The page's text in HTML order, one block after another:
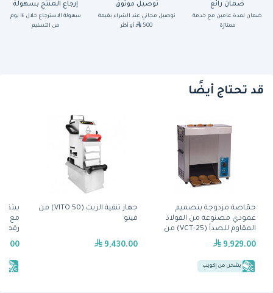
ضمان رائع
ضمان لمدة عامين مع خدمة
ممتازة
توصيل موثوق
توصيل مجاني عند الشراء بقيمة
500
أو أكثر
إرجاع المنتج بسهولة
سهولة الاسترجاع خلال ١٤ يوم
من التسليم
قد تحتاج أيضًا
حمّاصة مزدوجة بتصميم
عمودي مصنوعة من الفولاذ
المقاوم للصدأ (VCT-25) من
آنتونز
9,929.00
يشحن من إكويب
جهاز تنقية الزيت (VITO 50) من
فيتو
9,430.00
مع
رقمي –